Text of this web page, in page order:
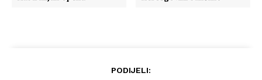
PODIJELI: